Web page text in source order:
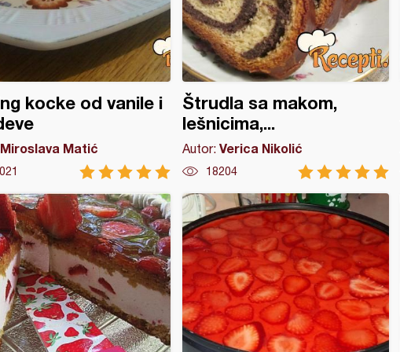
kocke od vanile i
Miroslava Matić
Štrudla sa makom,
lešnicima,...
Autor: Verica Nikolić
18204